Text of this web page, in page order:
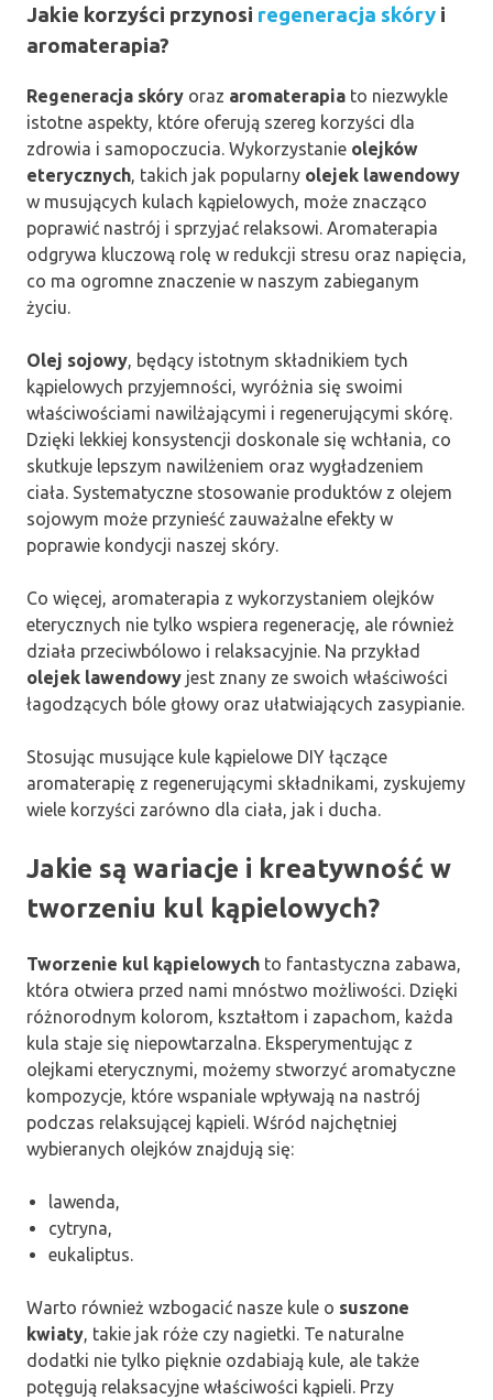
Jakie korzyści przynosi regeneracja skóry i
aromaterapia?
Regeneracja skóry oraz aromaterapia to niezwykle
istotne aspekty, które oferują szereg korzyści dla
zdrowia i samopoczucia. Wykorzystanie olejków
eterycznych, takich jak popularny olejek lawendowy
w musujących kulach kąpielowych, może znacząco
poprawić nastrój i sprzyjać relaksowi. Aromaterapia
odgrywa kluczową rolę w redukcji stresu oraz napięcia,
co ma ogromne znaczenie w naszym zabieganym
życiu.
Olej sojowy, będący istotnym składnikiem tych
kąpielowych przyjemności, wyróżnia się swoimi
właściwościami nawilżającymi i regenerującymi skórę.
Dzięki lekkiej konsystencji doskonale się wchłania, co
skutkuje lepszym nawilżeniem oraz wygładzeniem
ciała. Systematyczne stosowanie produktów z olejem
sojowym może przynieść zauważalne efekty w
poprawie kondycji naszej skóry.
Co więcej, aromaterapia z wykorzystaniem olejków
eterycznych nie tylko wspiera regenerację, ale również
działa przeciwbólowo i relaksacyjnie. Na przykład
olejek lawendowy jest znany ze swoich właściwości
łagodzących bóle głowy oraz ułatwiających zasypianie.
Stosując musujące kule kąpielowe DIY łączące
aromaterapię z regenerującymi składnikami, zyskujemy
wiele korzyści zarówno dla ciała, jak i ducha.
Jakie są wariacje i kreatywność w
tworzeniu kul kąpielowych?
Tworzenie kul kąpielowych to fantastyczna zabawa,
która otwiera przed nami mnóstwo możliwości. Dzięki
różnorodnym kolorom, kształtom i zapachom, każda
kula staje się niepowtarzalna. Eksperymentując z
olejkami eterycznymi, możemy stworzyć aromatyczne
kompozycje, które wspaniale wpływają na nastrój
podczas relaksującej kąpieli. Wśród najchętniej
wybieranych olejków znajdują się:
lawenda,
cytryna,
eukaliptus.
Warto również wzbogacić nasze kule o suszone
kwiaty, takie jak róże czy nagietki. Te naturalne
dodatki nie tylko pięknie ozdabiają kule, ale także
potęgują relaksacyjne właściwości kąpieli. Przy